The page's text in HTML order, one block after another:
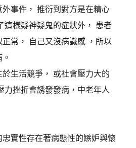
事件， 推衍到對方是在精心
這樣疑神疑鬼的症狀外， 患者
常， 自己又沒病識感 ，所以
生活競爭， 或社會壓力大的
力挫折會誘發發病，中老年人
實性存在著病態性的嫉妒與懷